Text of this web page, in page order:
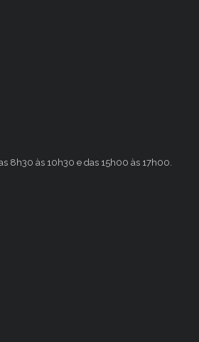
8h30 às 10h30 e das 15h00 às 17h00.